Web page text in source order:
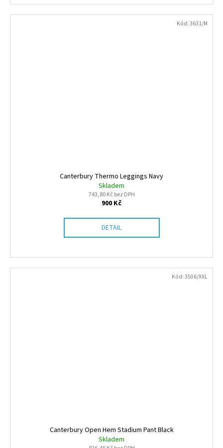
Canterbury Thermo Leggings Navy
Skladem
743,80 Kč bez DPH
900 Kč
DETAIL
Kód:3631/M
Canterbury Open Hem Stadium Pant Black
Skladem
Kód:3506/XXL